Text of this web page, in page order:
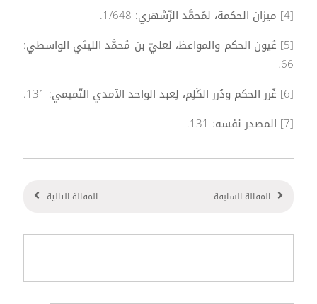
[4] ميزان الحكمة، لمُحمَّد الرِّشهري: 1/648.
[5] عُيون الحكم والمواعظ، لعليّ بن مُحمَّد الليثي الواسطي:
66.
[6] غُرر الحكم ودُرر الكَلِم، لِعبد الواحد الآمدي التّميمي: 131.
[7] المصدر نفسه: 131.
المقالة السابقة المقالة التالية